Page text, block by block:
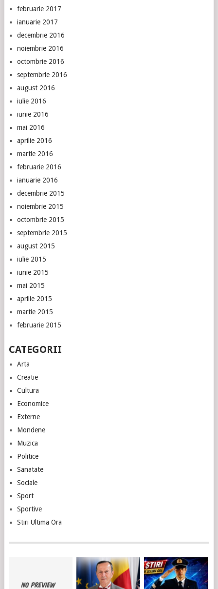
februarie 2017
ianuarie 2017
decembrie 2016
noiembrie 2016
octombrie 2016
septembrie 2016
august 2016
iulie 2016
iunie 2016
mai 2016
aprilie 2016
martie 2016
februarie 2016
ianuarie 2016
decembrie 2015
noiembrie 2015
octombrie 2015
septembrie 2015
august 2015
iulie 2015
iunie 2015
mai 2015
aprilie 2015
martie 2015
februarie 2015
CATEGORII
Arta
Creatie
Cultura
Economice
Externe
Mondene
Muzica
Politice
Sanatate
Sociale
Sport
Sportive
Stiri Ultima Ora